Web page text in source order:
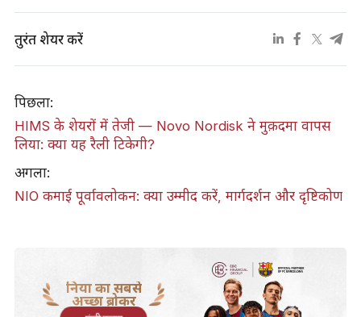
तुरंत शेयर करें
पिछला:
HIMS के शेयरों में तेजी — Novo Nordisk ने मुक़दमा वापस
लिया: क्या यह रैली टिकेगी?
अगला:
NIO कमाई पूर्वावलोकन: क्या उम्मीद करें, मार्गदर्शन और दृष्टिकोण
दुनिया का सबसे
अच्छा ब्रोकर